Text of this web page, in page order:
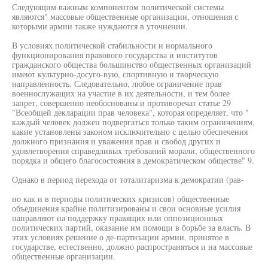
Следующим важным компонентом политической системы
являются" массовые общественные организации, отношения с
которыми армии также нуждаются в уточнении.
В условиях политической стабильности и нормального
функционирования правового государства и институтов
гражданского общества большинство общественных организаций
имеют культурно-досуго-вую, спортивную и творческую
направленность. Следовательно, любое ограничение прав
военнослужащих на участие в их деятельности, и тем более
запрет, совершенно необоснованы и противоречат статье 29
"Всеобщей декларации прав человека", которая определяет, что "
каждый человек должен подвергаться только таким ограничениям,
какие установлены законом исключительно с целью обеспечения
должного признания и уважения прав и свобод других и
удовлетворения справедливых требований морали, общественного
порядка и общего благосостояния в демократическом обществе" 9.
Однако в период перехода от тоталитаризма к демократии (рав-
но как и в периоды политических кризисов) общественные
объединения крайне политизированы и свои основные усилия
направляют на поддержку правящих или оппозиционных
политических партий, оказание им помощи в борьбе за власть. В
этих условиях решение о де-партизации армии, принятое в
государстве, естественно, должно распространяться и на массовые
общественные организации.